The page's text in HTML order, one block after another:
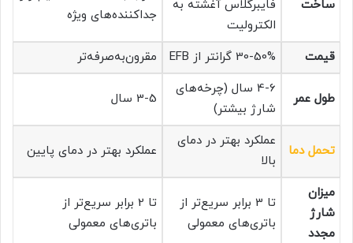
ساخت
فایبرگلاس آغشته به
الکترولیت
جداکننده‌های ویژه
قیمت 30-50% گرانتر از EFB مقرون‌به‌صرفه‌تر
طول عمر
4-6 سال (چرخه‌های
شارژ بیشتر)
3-5 سال
تحمل دما
عملکرد بهتر در دمای
بالا
عملکرد بهتر در دمای پایین
میزان
شارژ
مجدد
تا 3 برابر سریع‌تر از
باتری‌های معمولی
تا 2 برابر سریع‌تر از
باتری‌های معمولی